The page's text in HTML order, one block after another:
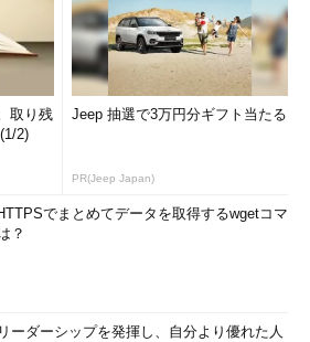
取り残
2)
Jeep 抽選で3万円分ギフト当たる
PR(Jeep Japan)
でまとめてデータを取得するwgetコマ
？
ーダーシップを発揮し、自分より優れた人